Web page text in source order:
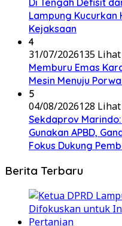
Di Tengah Defisit
Lampung Kucurkan
Kejaksaan
4
31/07/2026135 Lihat
Memburu Emas
Mesin Menuju
5
04/08/2026128 Lihat
Sekdaprov
Gunakan APBD,
Fokus Dukung
Berita Terbaru